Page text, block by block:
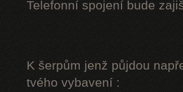
Telefonní spojení bude
K šerpům jenž půjdou
tvého vybavení :